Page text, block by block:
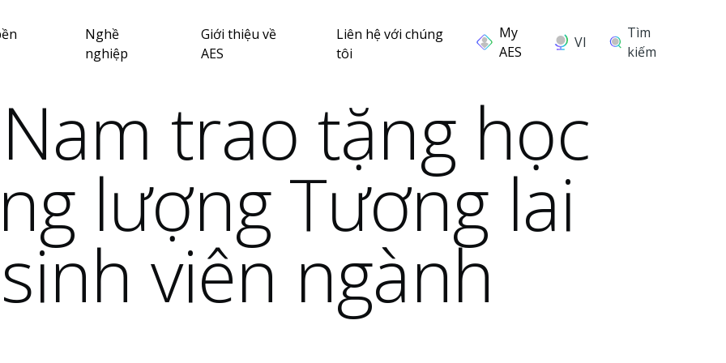
Nghề
nghiệp
Giới thiệu về
AES
Liên hệ với chúng
tôi
VI
Tìm
kiếm
trao tặng học
lượng Tương lai
viên ngành